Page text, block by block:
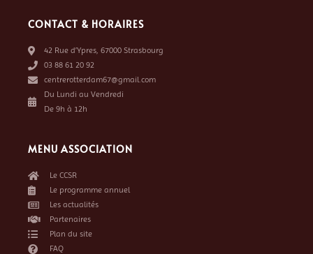
CONTACT & HORAIRES
42 Rue d’Ypres, 67000 Strasbourg
03 88 61 20 92
centrerotterdam67@gmail.com
Du Lundi au Vendredi
De 9h à 12h
MENU ASSOCIATION
Le CCSR
Le programme annuel
Les actualités
Partenaires
Plan du site
FAQ